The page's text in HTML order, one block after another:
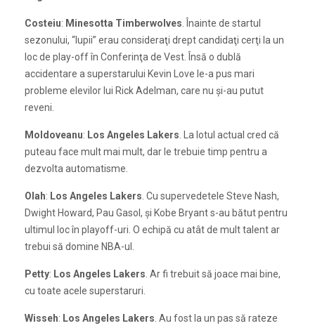
Costeiu: Minesotta Timberwolves . Înainte de startul
sezonului, “lupii” erau consideraţi drept candidaţi cerţi la un
loc de play-off în Conferinţa de Vest. Însă o dublă
accidentare a superstarului Kevin Love le-a pus mari
probleme elevilor lui Rick Adelman, care nu şi-au putut
reveni.
Moldoveanu: Los Angeles Lakers . La lotul actual cred că
puteau face mult mai mult, dar le trebuie timp pentru a
dezvolta automatisme.
Olah: Los Angeles Lakers . Cu supervedetele Steve Nash,
Dwight Howard, Pau Gasol, şi Kobe Bryant s-au bătut pentru
ultimul loc în playoff-uri. O echipă cu atât de mult talent ar
trebui să domine NBA-ul.
Petty: Los Angeles Lakers . Ar fi trebuit să joace mai bine,
cu toate acele superstaruri.
Wisseh: Los Angeles Lakers . Au fost la un pas să rateze